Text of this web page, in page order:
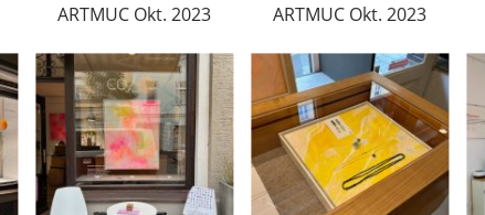
ARTMUC Okt. 2023 ARTMUC Okt. 2023